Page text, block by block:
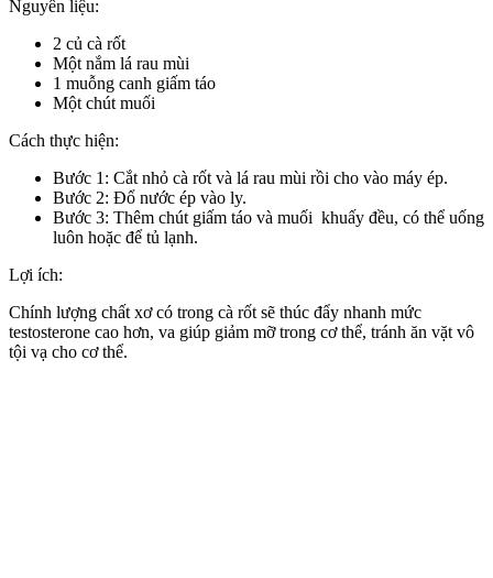
Nguyên liệu:
2 củ cà rốt
Một nắm lá rau mùi
1 muỗng canh giấm táo
Một chút muối
Cách thực hiện:
Bước 1: Cắt nhỏ cà rốt và lá rau mùi rồi cho vào máy ép.
Bước 2: Đổ nước ép vào ly.
Bước 3: Thêm chút giấm táo và muối khuấy đều, có thể uống
luôn hoặc để tủ lạnh.
Lợi ích:
Chính lượng chất xơ có trong cà rốt sẽ thúc đẩy nhanh mức
testosterone cao hơn, va giúp giảm mỡ trong cơ thể, tránh ăn vặt vô
tội vạ cho cơ thể.